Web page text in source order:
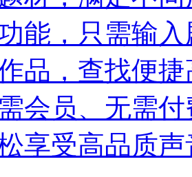
能，只需输
品，查找便
会员、无需
享受高品质